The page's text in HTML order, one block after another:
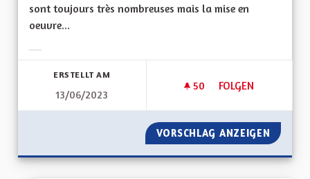
sont toujours très nombreuses mais la mise en
oeuvre...
ERSTELLT AM
13/06/2023
50 50 FOLLOWER
FOLGEN
DE LA PAROLE AUX
VORSCHLAG ANZEIGEN DE LA